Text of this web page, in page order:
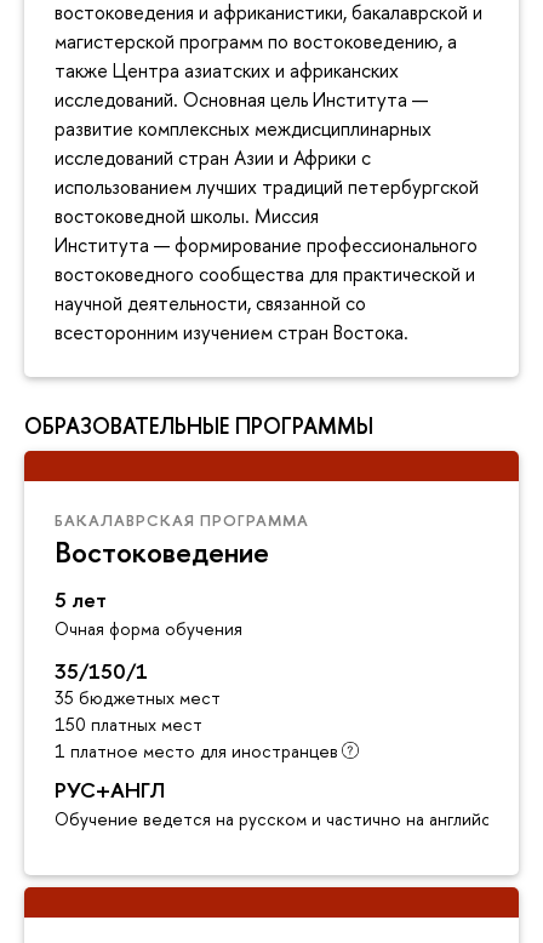
востоковедения и африканистики, бакалаврской и
магистерской программ по востоковедению, а
также Центра азиатских и африканских
исследований. Основная цель Института —
развитие комплексных междисциплинарных
исследований стран Азии и Африки с
использованием лучших традиций петербургской
востоковедной школы. Миссия
Института — формирование профессионального
востоковедного сообщества для практической и
научной деятельности, связанной со
всесторонним изучением стран Востока.
ОБРАЗОВАТЕЛЬНЫЕ ПРОГРАММЫ
БАКАЛАВРСКАЯ ПРОГРАММА
Востоковедение
5 лет
Очная форма обучения
35/150/1
35 бюджетных мест
150 платных мест
1 платное место для иностранцев
РУС+АНГЛ
Обучение ведется на русском и частично на английском